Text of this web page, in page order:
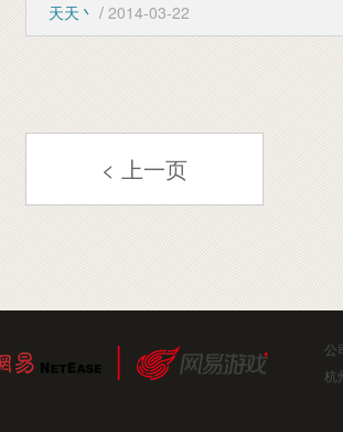
天天丶 / 2014-03-22
< 上一页
公
杭